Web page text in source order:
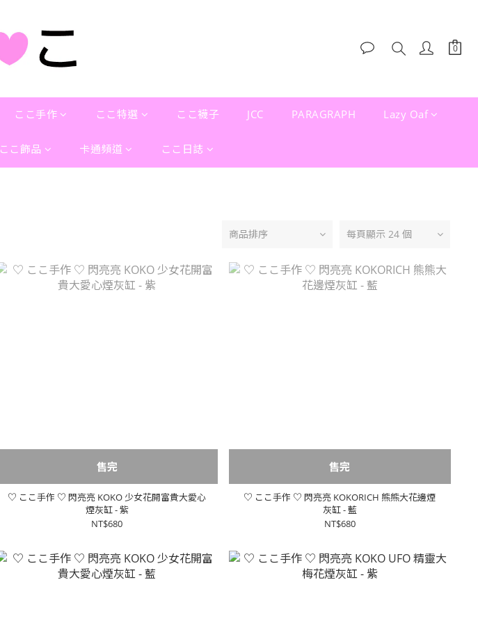
ここ手作 ここ特選 ここ襪子 JCC PARAGRAPH Lazy Oaf
ここ飾品 卡通頻道 ここ日誌
商品排序 每頁顯示 24 個
售完
♡ ここ手作 ♡ 閃亮亮 KOKO 少女花開富貴大愛心
煙灰缸 - 紫
NT$680
售完
♡ ここ手作 ♡ 閃亮亮 KOKORICH 熊熊大花邊煙
灰缸 - 藍
NT$680